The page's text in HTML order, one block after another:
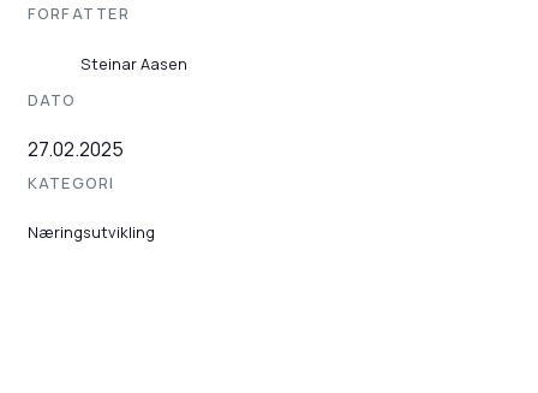
FORFATTER
Steinar Aasen
DATO
27.02.2025
KATEGORI
Næringsutvikling